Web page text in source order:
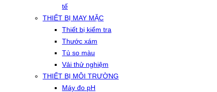
tế
THIẾT BỊ MAY MẶC
Thiết bị kiểm tra
Thước xám
Tủ so màu
Vải thử nghiệm
THIẾT BỊ MÔI TRƯỜNG
Máy đo pH